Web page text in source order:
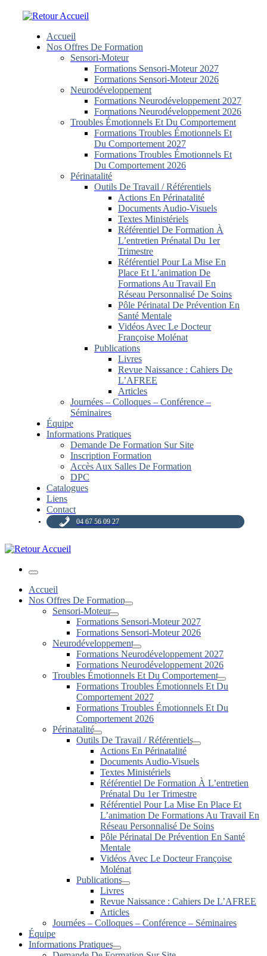
Accueil
Nos Offres De Formation
Sensori-Moteur
Formations Sensori-Moteur 2027
Formations Sensori-Moteur 2026
Neurodéveloppement
Formations Neurodéveloppement 2027
Formations Neurodéveloppement 2026
Troubles Émotionnels Et Du Comportement
Formations Troubles Émotionnels Et
Du Comportement 2027
Formations Troubles Émotionnels Et
Du Comportement 2026
Périnatalité
Outils De Travail / Référentiels
Actions En Périnatalité
Documents Audio-Visuels
Textes Ministériels
Référentiel De Formation À
L’entretien Prénatal Du 1er
Trimestre
Référentiel Pour La Mise En
Place Et L’animation De
Formations Au Travail En
Réseau Personnalisé De Soins
Pôle Périnatal De Prévention En
Santé Mentale
Vidéos Avec Le Docteur
Françoise Molénat
Publications
Livres
Revue Naissance : Cahiers De
L’AFREE
Articles
Journées – Colloques – Conférence –
Séminaires
Équipe
Informations Pratiques
Demande De Formation Sur Site
Inscription Formation
Accès Aux Salles De Formation
DPC
Catalogues
Liens
Contact
04 67 56 09 27
Menu
Accueil
Nos Offres De Formation
Sensori-Moteur
Formations Sensori-Moteur 2027
Formations Sensori-Moteur 2026
Neurodéveloppement
Formations Neurodéveloppement 2027
Formations Neurodéveloppement 2026
Troubles Émotionnels Et Du Comportement
Formations Troubles Émotionnels Et Du
Comportement 2027
Formations Troubles Émotionnels Et Du
Comportement 2026
Périnatalité
Outils De Travail / Référentiels
Actions En Périnatalité
Documents Audio-Visuels
Textes Ministériels
Référentiel De Formation À L’entretien
Prénatal Du 1er Trimestre
Référentiel Pour La Mise En Place Et
L’animation De Formations Au Travail En
Réseau Personnalisé De Soins
Pôle Périnatal De Prévention En Santé
Mentale
Vidéos Avec Le Docteur Françoise
Molénat
Publications
Livres
Revue Naissance : Cahiers De L’AFREE
Articles
Journées – Colloques – Conférence – Séminaires
Équipe
Informations Pratiques